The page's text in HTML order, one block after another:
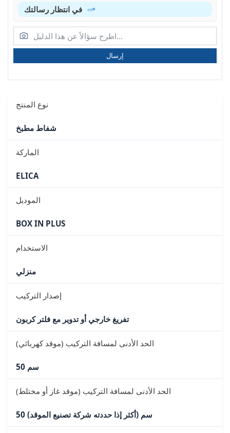
إرسال
نوع المنتج
شفاط مطبخ
الماركة
ELICA
الموديل
BOX IN PLUS
الاستخدام
منزلي
إصدار التركيب
تفريغ خارجي أو تدوير مع فلتر كربون
الحد الأدنى لمسافة التركيب (موقد كهربائي)
50 سم
الحد الأدنى لمسافة التركيب (موقد غاز أو مختلط)
50 سم (أكثر إذا حددته شركة تصنيع الموقد)